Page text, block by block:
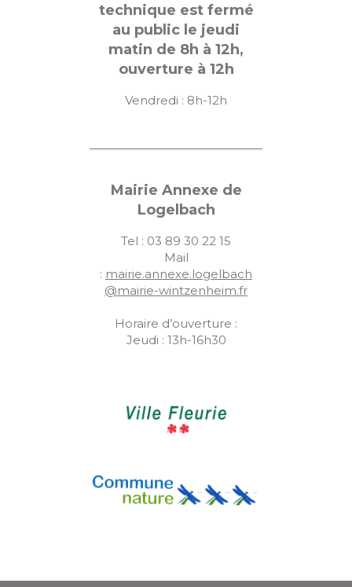
technique est fermé
au public le jeudi
matin de 8h à 12h,
ouverture à 12h
Vendredi : 8h-12h
Mairie Annexe de
Logelbach
Tel : 03 89 30 22 15
Mail
: mairie.annexe.logelbach
@mairie-wintzenheim.fr
Horaire d’ouverture :
Jeudi : 13h-16h30